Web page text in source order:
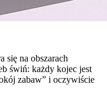
się na obszarach
świń: każdy kojec jest
zabaw” i oczywiście